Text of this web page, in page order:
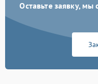
Оставьте заявку,